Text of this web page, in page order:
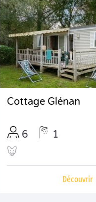
Cottage Glénan
6 1
Découvrir